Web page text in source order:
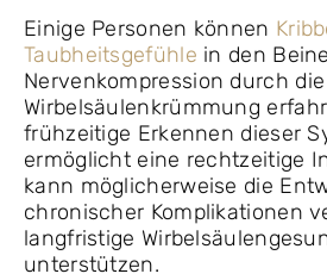
Einige Personen können
Taubheitsgefühle in den
Nervenkompression durch
Wirbelsäulenkrümmung
frühzeitige Erkennen dieser
ermöglicht eine rechtzeitige
kann möglicherweise die
chronischer Komplikationen
langfristige
unterstützen.